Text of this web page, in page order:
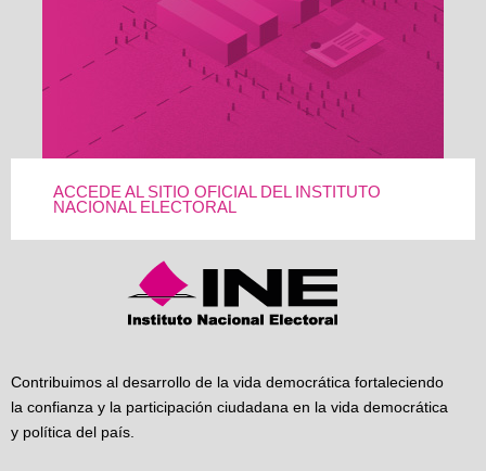
ACCEDE AL SITIO OFICIAL DEL INSTITUTO
NACIONAL ELECTORAL
Contribuimos al desarrollo de la vida democrática fortaleciendo
la confianza y la participación ciudadana en la vida democrática
y política del país.